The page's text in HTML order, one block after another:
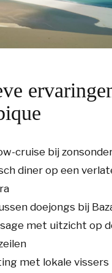
cruise bij
diner op een
doejongs bij
met uitzicht op
met lokale vissers